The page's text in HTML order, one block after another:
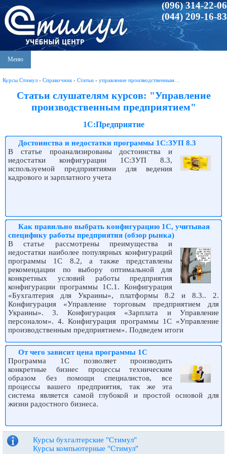
(096) 314-22-06
(044) 209-16-83
Меню
Курсы Стимул › Справочник › Статьи › управление производственным…
Статьи слушателям курсов: "Управление
производственным предприятием"
1С:Предприятие
Достоинства и недостатки программы 1С:ЗУП 8.3
В статье проанализированы достоинства и
недостатки конфигурации 1С:ЗУП 8.3,
используемой предприятиями для ведения
кадрового и зарплатного учета
Как правильно выбрать конфигурацию 1С, учитывая
специфику работы предприятия (обзор рынка)
В статье рассмотрены преимущества и
недостатки наиболее популярных конфигураций
программы 1С 8.2, а также представлены
рекомендации по выбору оптимальной для
конкретных условий работы предприятия
конфигурации программы 1С.1. Конфигурация
«Бухгалтерия для Украины», платформы 8.2 и 8.3.. 2.
Конфигурация «Управление торговым предприятием для
Украины». 3. Конфигурация «Зарплата и Управление
персоналом». 4. Конфигурация программы 1С «Управление
производственным предприятием». Подведем итоги
От чего зависит цена программы 1С
Программа 1С позволяет производить
конкретные бизнес процессы техническим
образом без помощи специалистов, все
процессы вашего предприятия, так же эта
система является самой глубокой и простой основой для
жизни радостного бизнеса.
Курсы бухгалтерские "Стимул"
Курсы компьютерные "Стимул"